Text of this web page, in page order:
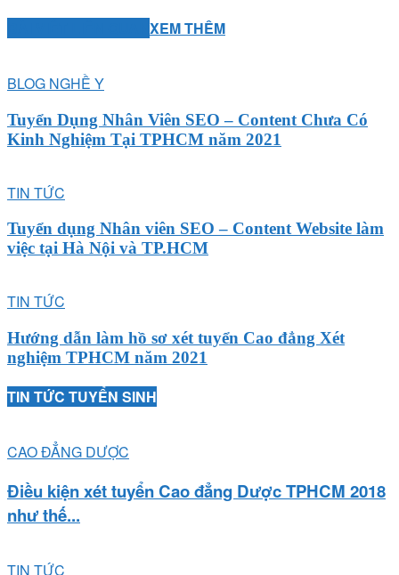
XEM THÊM
BLOG NGHỀ Y
Tuyển Dụng Nhân Viên SEO – Content Chưa Có
Kinh Nghiệm Tại TPHCM năm 2021
TIN TỨC
Tuyển dụng Nhân viên SEO – Content Website làm
việc tại Hà Nội và TP.HCM
TIN TỨC
Hướng dẫn làm hồ sơ xét tuyển Cao đẳng Xét
nghiệm TPHCM năm 2021
TIN TỨC TUYỂN SINH
CAO ĐẲNG DƯỢC
Điều kiện xét tuyển Cao đẳng Dược TPHCM 2018
như thế...
TIN TỨC